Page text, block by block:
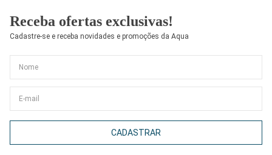
Receba ofertas exclusivas!
Cadastre-se e receba novidades e promoções da Aqua
CADASTRAR